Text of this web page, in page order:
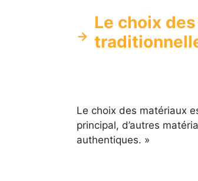
Le choix
Le choix des matériaux
principal, d’autres
authentiques. »